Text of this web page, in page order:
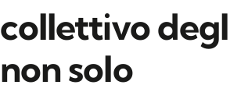
collettivo
non solo